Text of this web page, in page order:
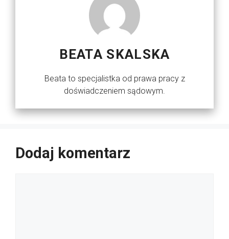
BEATA SKALSKA
Beata to specjalistka od prawa pracy z
doświadczeniem sądowym.
Dodaj komentarz